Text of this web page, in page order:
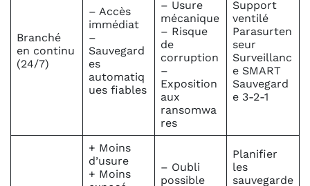
Branché
en continu
(24/7)
– Accès
immédiat
–
Sauvegard
es
automatiq
ues fiables
– Usure
mécanique
– Risque
de
corruption
–
Exposition
aux
ransomwa
res
Support
ventilé
Parasurten
seur
Surveillanc
e SMART
Sauvegard
e 3-2-1
+ Moins
d’usure
+ Moins
– Oubli
possible
Planifier
les
sauvegarde